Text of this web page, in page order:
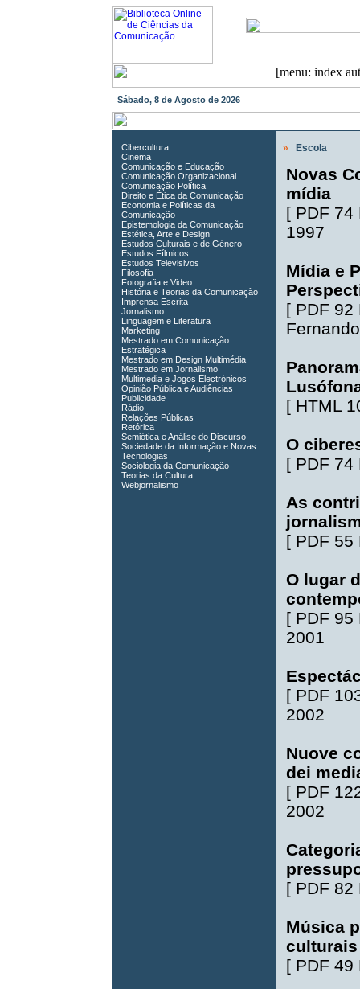
Sábado, 8 de Agosto de 2026
Cibercultura
Cinema
Comunicação e Educação
Comunicação Organizacional
Comunicação Política
Direito e Ética da Comunicação
Economia e Políticas da
Comunicação
Epistemologia da Comunicação
Estética, Arte e Design
Estudos Culturais e de Género
Estudos Fílmicos
Estudos Televisivos
Filosofia
Fotografia e Video
História e Teorias da Comunicação
Imprensa Escrita
Jornalismo
Linguagem e Literatura
Marketing
Mestrado em Comunicação
Estratégica
Mestrado em Design Multimédia
Mestrado em Jornalismo
Multimedia e Jogos Electrónicos
Opinião Pública e Audiências
Publicidade
Rádio
Relações Públicas
Retórica
Semiótica e Análise do Discurso
Sociedade da Informação e Novas
Tecnologias
Sociologia da Comunicação
Teorias da Cultura
Webjornalismo
» Escola
Novas
mídia
[ PDF 74
1997
Mídia e
[ PDF 92
[ HTML
O
[ PDF 74
As
[ PDF 55
O lugar
[ PDF 95
2001
[ PDF
2002
Nuove
dei
[ PDF
2002
[ PDF 82
Música
culturais
[ PDF 49